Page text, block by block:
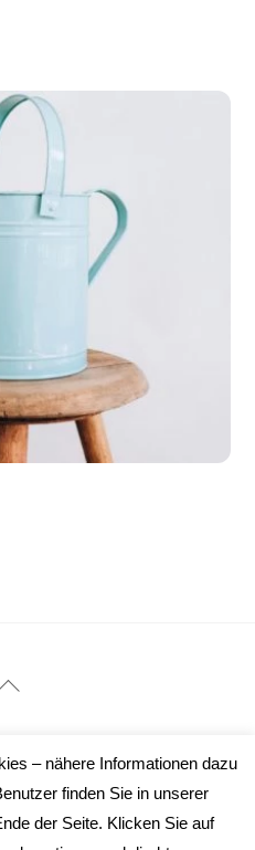
Back
– nähere Informationen dazu
finden Sie in unserer
der Seite. Klicken Sie auf